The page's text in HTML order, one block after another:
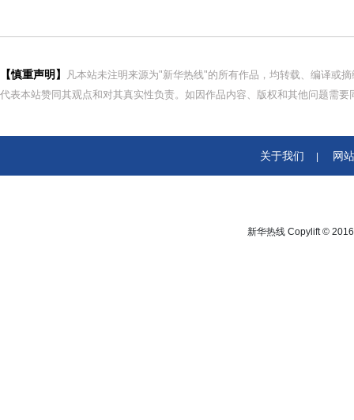
【慎重声明】
凡本站未注明来源为"新华热线"的所有作品，均转载、编译或
代表本站赞同其观点和对其真实性负责。如因作品内容、版权和其他问题需
关于我们 网
新华热线 Copylift ©